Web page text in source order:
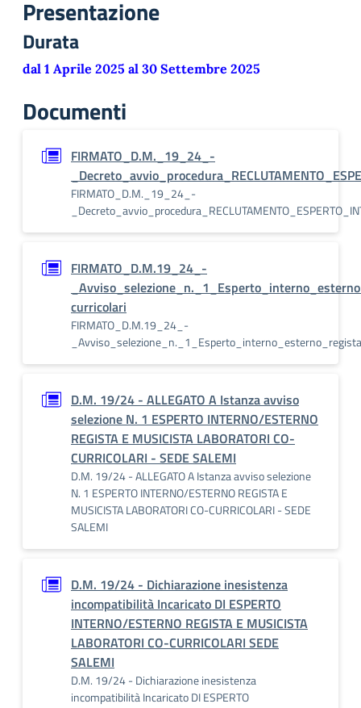
Presentazione
Durata
dal 1 Aprile 2025 al 30 Settembre 2025
Documenti
FIRMATO_D.M._19_24_-
FIRMATO_D.M._19_24_-
FIRMATO_D.M.19_24_-
curricolari
FIRMATO_D.M.19_24_-
D.M. 19/24 - ALLEGATO A Istanza avviso
selezione N. 1 ESPERTO INTERNO/ESTERNO
REGISTA E MUSICISTA LABORATORI CO-
CURRICOLARI - SEDE SALEMI
D.M. 19/24 - ALLEGATO A Istanza avviso selezione
N. 1 ESPERTO INTERNO/ESTERNO REGISTA E
MUSICISTA LABORATORI CO-CURRICOLARI - SEDE
SALEMI
D.M. 19/24 - Dichiarazione inesistenza
incompatibilità Incaricato DI ESPERTO
INTERNO/ESTERNO REGISTA E MUSICISTA
LABORATORI CO-CURRICOLARI SEDE
SALEMI
D.M. 19/24 - Dichiarazione inesistenza
incompatibilità Incaricato DI ESPERTO